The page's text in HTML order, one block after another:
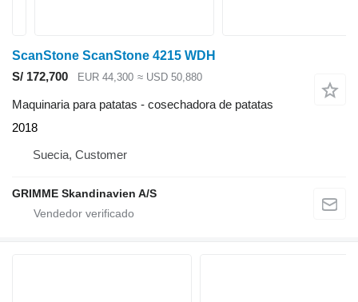
ScanStone ScanStone 4215 WDH
S/ 172,700
EUR 44,300 ≈ USD 50,880
Maquinaria para patatas - cosechadora de patatas
2018
Suecia, Customer
GRIMME Skandinavien A/S